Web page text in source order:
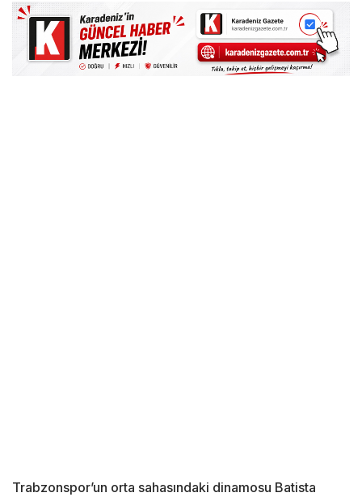
Trabzonspor’un orta sahasındaki dinamosu Batista